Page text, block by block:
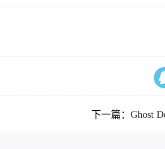
下一篇：Ghost